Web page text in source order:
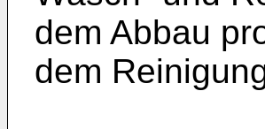
dem Abbau
dem